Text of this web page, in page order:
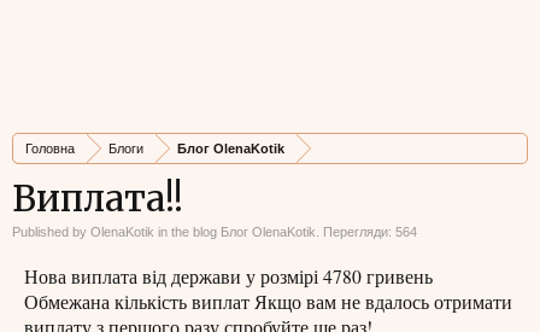
Головна Блоги Блог OlenaKotik
Виплата!!
Published by OlenaKotik in the blog Блог OlenaKotik . Перегляди: 564
Нова виплата від держави у розмірі 4780 гривень
Обмежана кількість виплат Якщо вам не вдалось отримати
виплату з першого разу спробуйте ще раз!